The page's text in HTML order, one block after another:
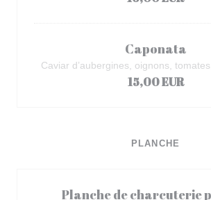
Caponata
Caviar d’aubergines, oignons,
15,00 EUR
PLANCHE
Planche de charcuterie